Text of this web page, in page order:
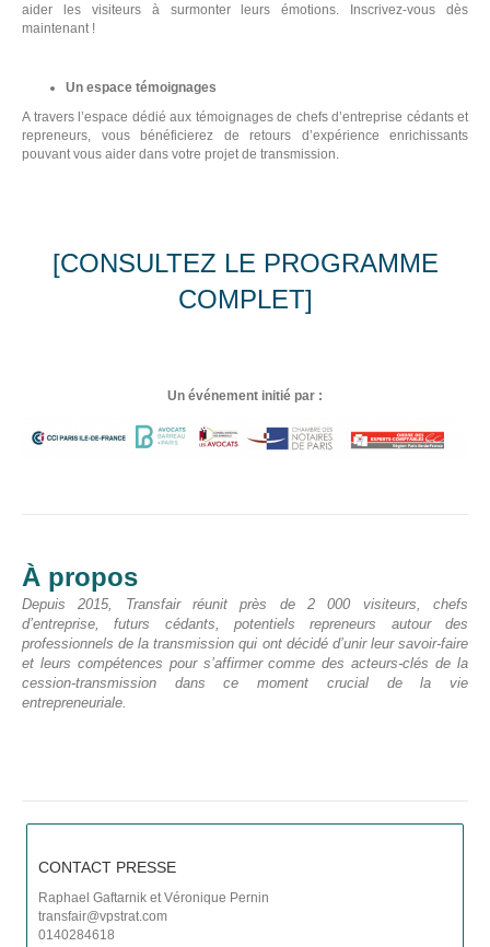
aider les visiteurs à surmonter leurs émotions. Inscrivez-vous dès
maintenant !
Un espace témoignages
A travers l’espace dédié aux témoignages de chefs d’entreprise cédants et
repreneurs, vous bénéficierez de retours d’expérience enrichissants
pouvant vous aider dans votre projet de transmission.
[CONSULTEZ LE PROGRAMME
COMPLET]
Un événement initié par :
À propos
Depuis 2015, Transfair réunit près de 2 000 visiteurs, chefs
d’entreprise, futurs cédants, potentiels repreneurs autour des
professionnels de la transmission qui ont décidé d’unir leur savoir-faire
et leurs compétences pour s’affirmer comme des acteurs-clés de la
cession-transmission dans ce moment crucial de la vie
entrepreneuriale.
CONTACT PRESSE
Raphael Gaftarnik et Véronique Pernin
transfair@vpstrat.com
0140284618